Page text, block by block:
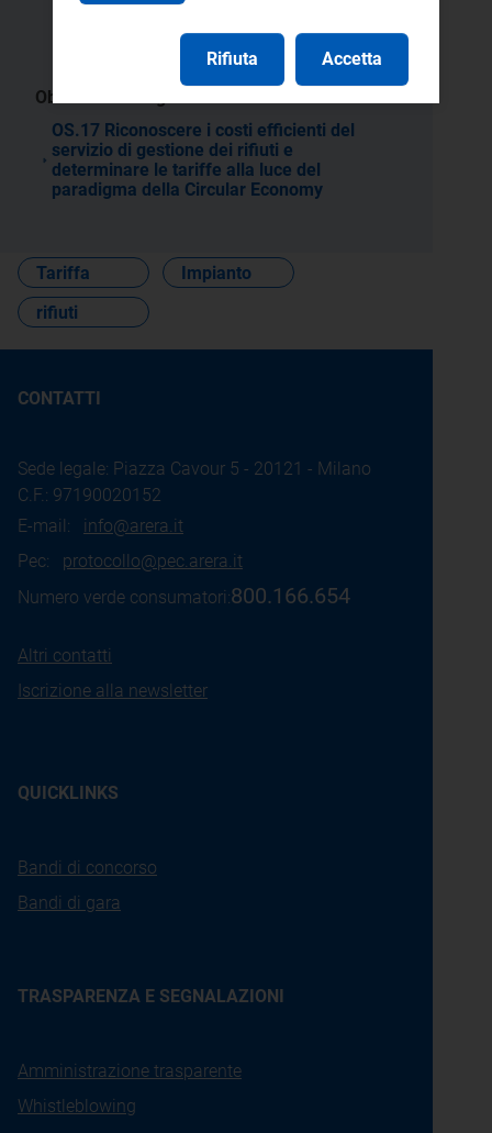
57/2025/R/rif
Obiettivo strategico:
OS.17 Riconoscere i costi efficienti del
servizio di gestione dei rifiuti e
determinare le tariffe alla luce del
paradigma della Circular Economy
Tariffa
Impianto
rifiuti
CONTATTI
Sede legale: Piazza Cavour 5 - 20121 - Milano
C.F.: 97190020152
E-mail: info@arera.it
Pec: protocollo@pec.arera.it
Numero verde consumatori:800.166.654
Altri contatti
Iscrizione alla newsletter
QUICKLINKS
Bandi di concorso
Bandi di gara
TRASPARENZA E SEGNALAZIONI
Amministrazione trasparente
Whistleblowing
Rifiuta Accetta